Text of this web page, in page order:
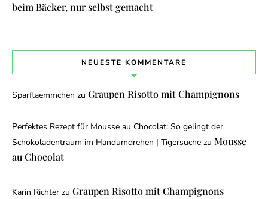
beim Bäcker, nur selbst gemacht
NEUESTE KOMMENTARE
Sparflaemmchen zu Graupen Risotto mit Champignons
Perfektes Rezept für Mousse au Chocolat: So gelingt der
Schokoladentraum im Handumdrehen | Tigersuche zu Mousse
au Chocolat
Karin Richter zu Graupen Risotto mit Champignons